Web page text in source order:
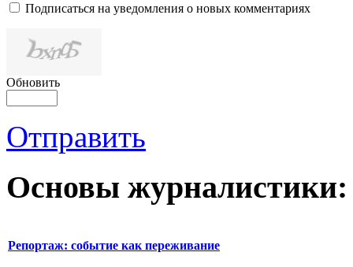
Подписаться на уведомления о новых комментариях
Обновить
Отправить
Основы журналистики:
Репортаж: событие как переживание